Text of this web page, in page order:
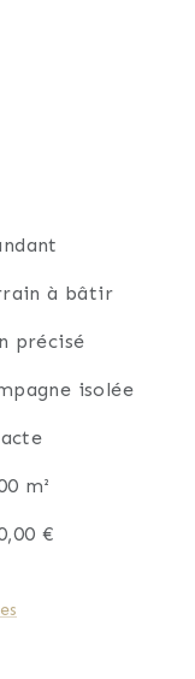
de faire
bien de
de Créteil
à bâtir
précisé
isolée
m²
€